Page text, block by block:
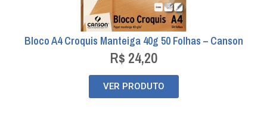
Bloco A4 Croquis Manteiga 40g 50 Folhas – Canson
R$ 24,20
VER PRODUTO